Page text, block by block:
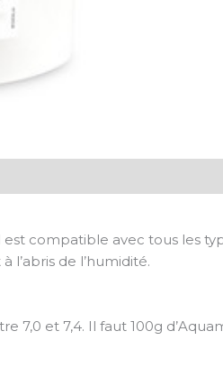
compatible avec tous les
l’abris de l’humidité.
7,0 et 7,4. Il faut 100g